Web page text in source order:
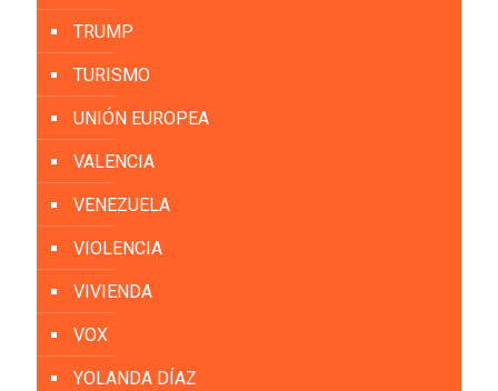
TRUMP
TURISMO
UNIÓN EUROPEA
VALENCIA
VENEZUELA
VIOLENCIA
VIVIENDA
VOX
YOLANDA DÍAZ